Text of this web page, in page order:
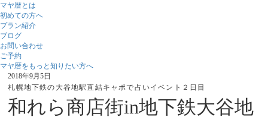
マヤ暦とは
初めての方へ
プラン紹介
ブログ
お問い合わせ
ご予約
マヤ暦をもっと知りたい方へ
2018年9月5日
札幌地下鉄の大谷地駅直結キャポで占いイベント２日目
和れら商店街in地下鉄大谷地